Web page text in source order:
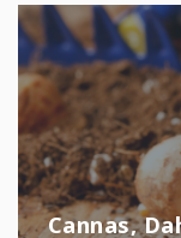
Cannas,